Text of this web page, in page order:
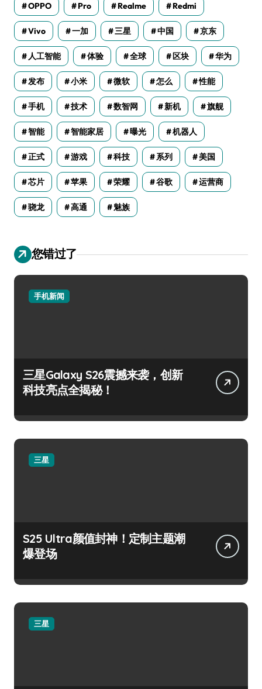
OPPO Pro Realme Redmi
Vivo 一加 三星 中国 京东
人工智能 体验 全球 区块 华为
发布 小米 微软 怎么 性能
手机 技术 数智网 新机 旗舰
智能 智能家居 曝光 机器人
正式 游戏 科技 系列 美国
芯片 苹果 荣耀 谷歌 运营商
骁龙 高通 魅族
您错过了
手机新闻
三星Galaxy S26震撼来袭，创新
科技亮点全揭秘！
三星
S25 Ultra颜值封神！定制主题潮
爆登场
三星